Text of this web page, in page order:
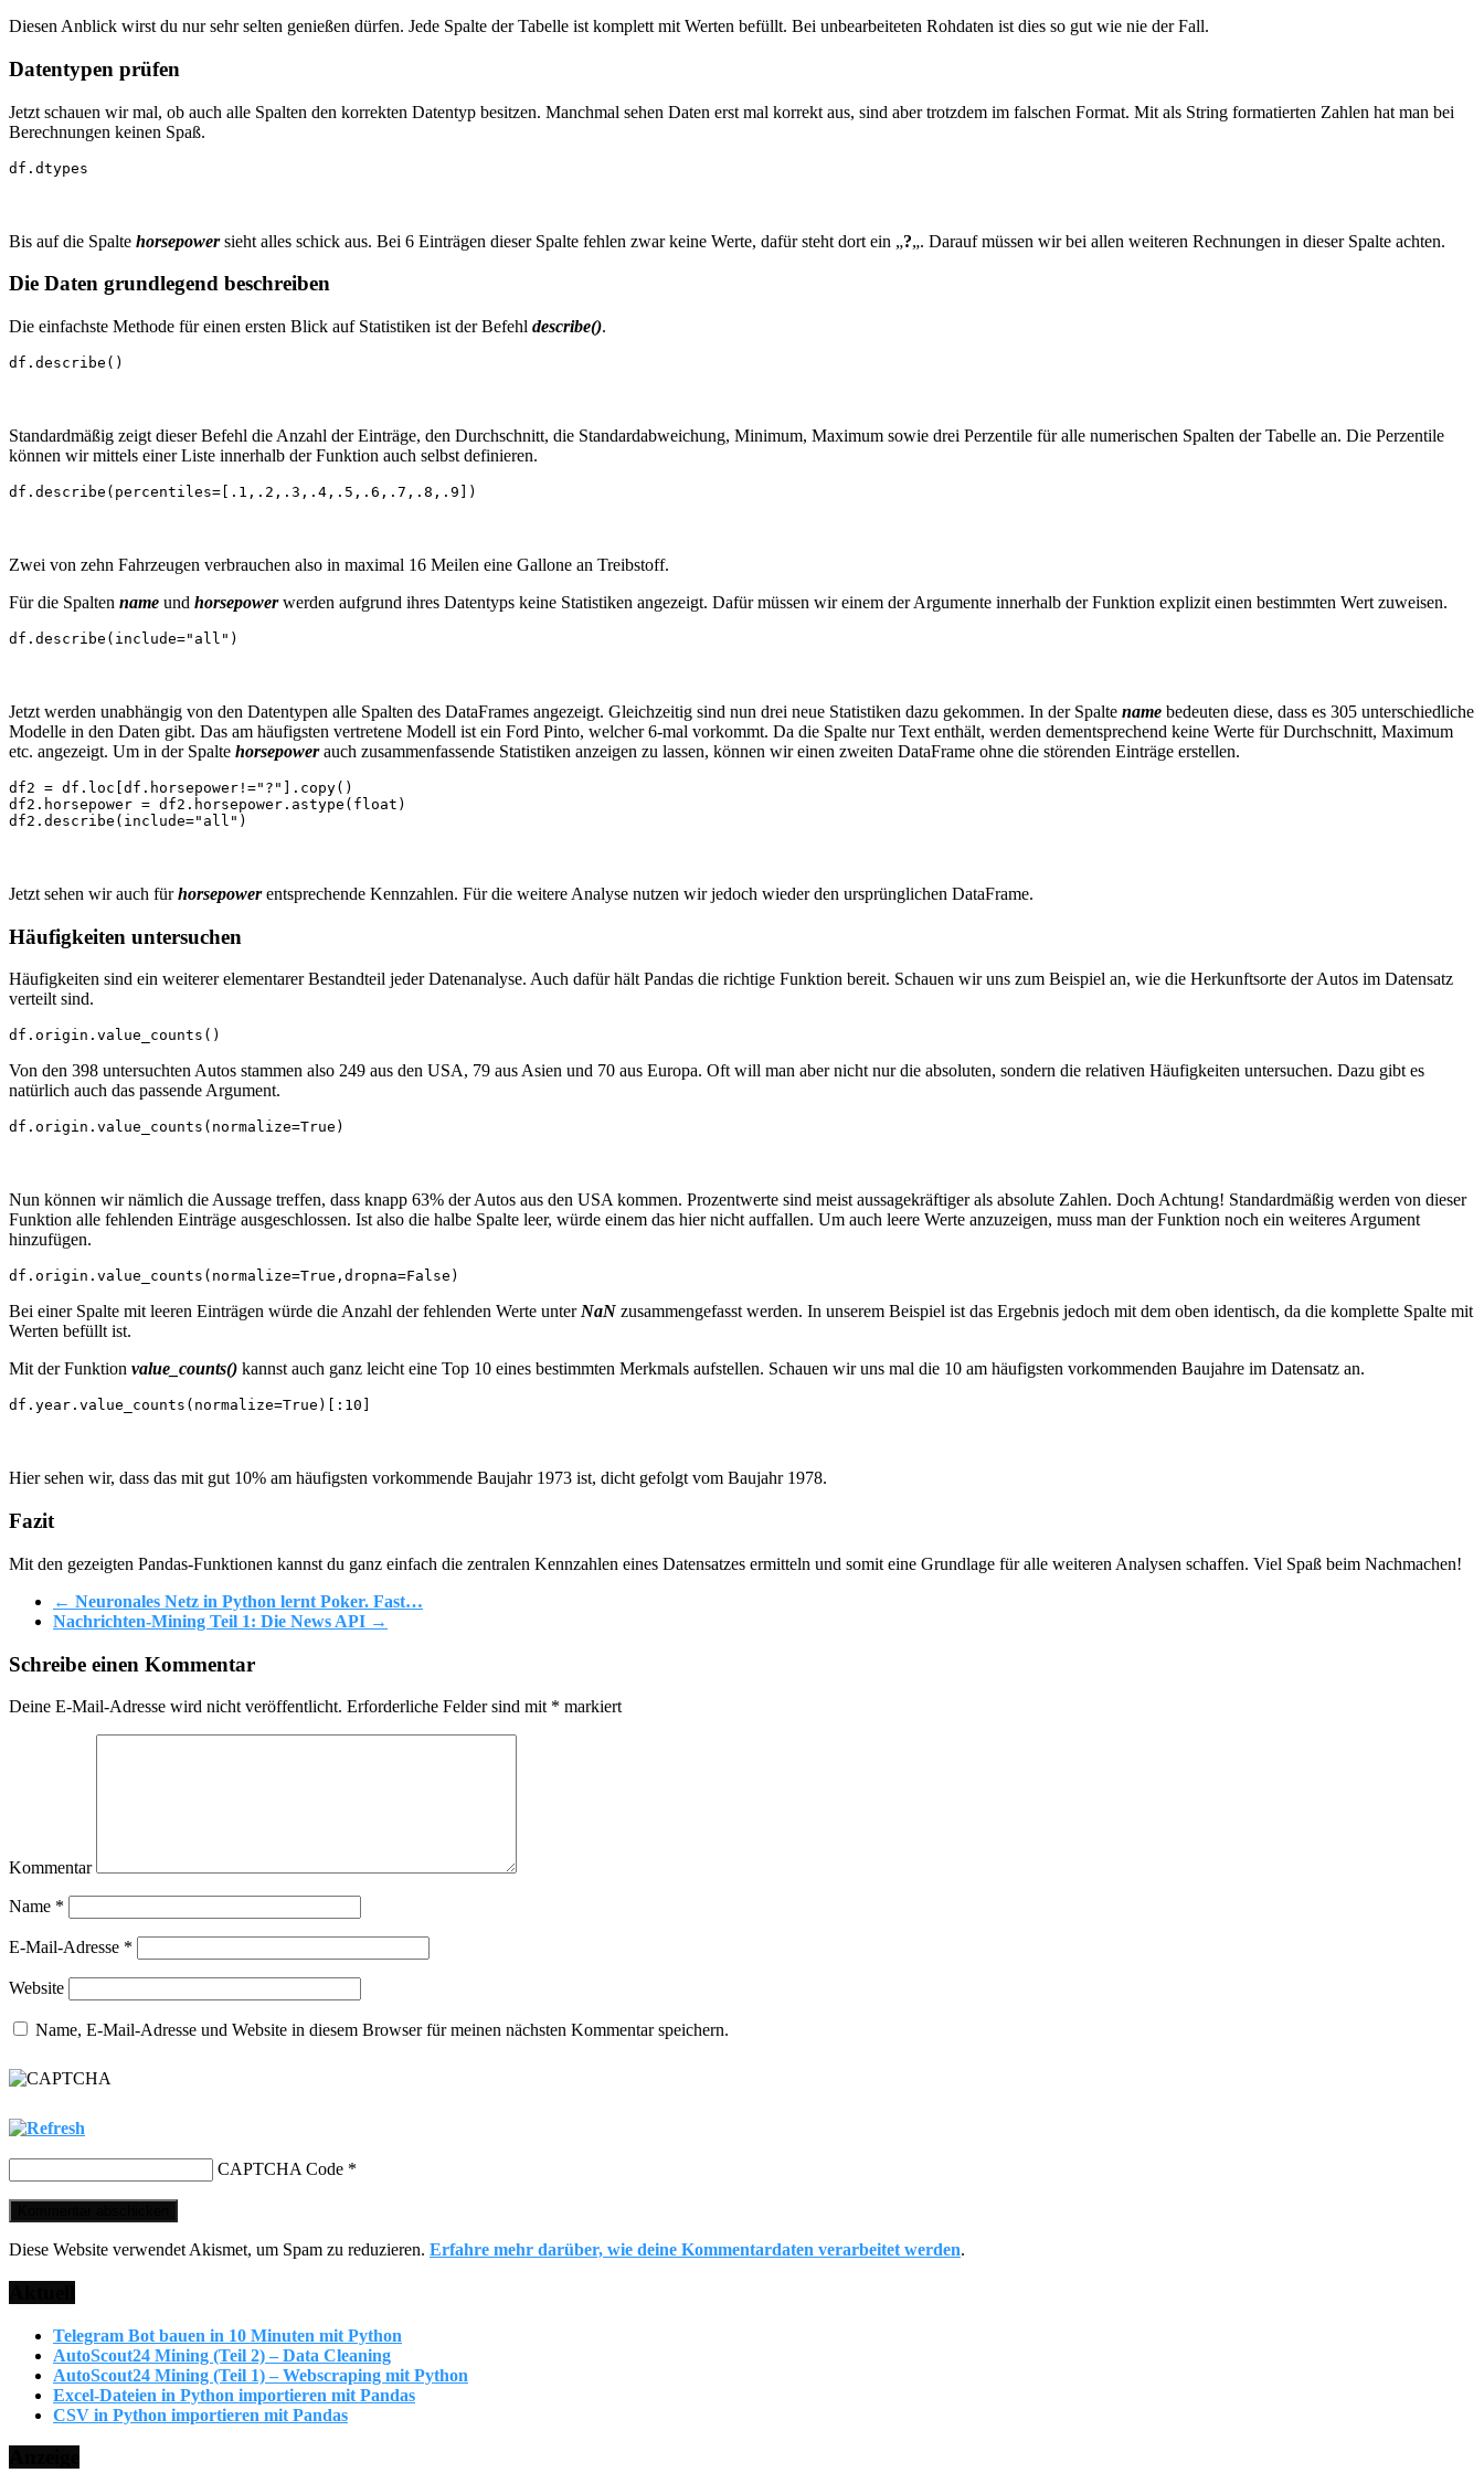
Diesen Anblick wirst du nur sehr selten genießen dürfen. Jede Spalte der Tabelle ist komplett mit Werten befüllt. Bei unbearbeiteten Rohdaten ist dies so gut wie nie der Fall.
Datentypen prüfen
Jetzt schauen wir mal, ob auch alle Spalten den korrekten Datentyp besitzen. Manchmal sehen Daten erst mal korrekt aus, sind aber trotzdem im falschen Format. Mit als String formatierten Zahlen hat man bei
Berechnungen keinen Spaß.
df.dtypes
Bis auf die Spalte horsepowersieht alles schick aus. Bei 6 Einträgen dieser Spalte fehlen zwar keine Werte, dafür steht dort ein „?„. Darauf müssen wir bei allen weiteren Rechnungen in dieser Spalte achten.
Die Daten grundlegend beschreiben
Die einfachste Methode für einen ersten Blick auf Statistiken ist der Befehl describe().
df.describe()
Standardmäßig zeigt dieser Befehl die Anzahl der Einträge, den Durchschnitt, die Standardabweichung, Minimum, Maximum sowie drei Perzentile für alle numerischen Spalten der Tabelle an. Die Perzentile
können wir mittels einer Liste innerhalb der Funktion auch selbst definieren.
df.describe(percentiles=[.1,.2,.3,.4,.5,.6,.7,.8,.9])
Zwei von zehn Fahrzeugen verbrauchen also in maximal 16 Meilen eine Gallone an Treibstoff.
Für die Spalten name und horsepowerwerden aufgrund ihres Datentyps keine Statistiken angezeigt. Dafür müssen wir einem der Argumente innerhalb der Funktion explizit einen bestimmten Wert zuweisen.
df.describe(include="all")
Jetzt werden unabhängig von den Datentypen alle Spalten des DataFrames angezeigt. Gleichzeitig sind nun drei neue Statistiken dazu gekommen. In der Spalte name bedeuten diese, dass es 305 unterschiedliche
Modelle in den Daten gibt. Das am häufigsten vertretene Modell ist ein Ford Pinto, welcher 6-mal vorkommt. Da die Spalte nur Text enthält, werden dementsprechend keine Werte für Durchschnitt, Maximum
etc. angezeigt. Um in der Spalte horsepowerauch zusammenfassende Statistiken anzeigen zu lassen, können wir einen zweiten DataFrame ohne die störenden Einträge erstellen.
df2 = df.loc[df.horsepower!="?"].copy()
df2.horsepower = df2.horsepower.astype(float)
df2.describe(include="all")
Jetzt sehen wir auch fürhorsepowerentsprechende Kennzahlen. Für die weitere Analyse nutzen wir jedoch wieder den ursprünglichen DataFrame.
Häufigkeiten untersuchen
Häufigkeiten sind ein weiterer elementarer Bestandteil jeder Datenanalyse. Auch dafür hält Pandas die richtige Funktion bereit. Schauen wir uns zum Beispiel an, wie die Herkunftsorte der Autos im Datensatz
verteilt sind.
df.origin.value_counts()
Von den 398 untersuchten Autos stammen also 249 aus den USA, 79 aus Asien und 70 aus Europa. Oft will man aber nicht nur die absoluten, sondern die relativen Häufigkeiten untersuchen. Dazu gibt es
natürlich auch das passende Argument.
df.origin.value_counts(normalize=True)
Nun können wir nämlich die Aussage treffen, dass knapp 63% der Autos aus den USA kommen. Prozentwerte sind meist aussagekräftiger als absolute Zahlen. Doch Achtung! Standardmäßig werden von dieser
Funktion alle fehlenden Einträge ausgeschlossen. Ist also die halbe Spalte leer, würde einem das hier nicht auffallen. Um auch leere Werte anzuzeigen, muss man der Funktion noch ein weiteres Argument
hinzufügen.
df.origin.value_counts(normalize=True,dropna=False)
Bei einer Spalte mit leeren Einträgen würde die Anzahl der fehlenden Werte unterNaN zusammengefasst werden. In unserem Beispiel ist das Ergebnis jedoch mit dem oben identisch, da die komplette Spalte mit
Werten befüllt ist.
Mit der Funktion value_counts() kannst auch ganz leicht eine Top 10 eines bestimmten Merkmals aufstellen. Schauen wir uns mal die 10 am häufigsten vorkommenden Baujahre im Datensatz an.
df.year.value_counts(normalize=True)[:10]
Hier sehen wir, dass das mit gut 10% am häufigsten vorkommende Baujahr 1973 ist, dicht gefolgt vom Baujahr 1978.
Fazit
Mit den gezeigten Pandas-Funktionen kannst du ganz einfach die zentralen Kennzahlen eines Datensatzes ermitteln und somit eine Grundlage für alle weiteren Analysen schaffen. Viel Spaß beim Nachmachen!
← Neuronales Netz in Python lernt Poker. Fast…
Nachrichten-Mining Teil 1: Die News API →
Schreibe einen Kommentar
Deine E-Mail-Adresse wird nicht veröffentlicht. Erforderliche Felder sind mit * markiert
Kommentar
Name *
E-Mail-Adresse *
Website
Name, E-Mail-Adresse und Website in diesem Browser für meinen nächsten Kommentar speichern.
CAPTCHA Code *
Diese Website verwendet Akismet, um Spam zu reduzieren. Erfahre mehr darüber, wie deine Kommentardaten verarbeitet werden.
Telegram Bot bauen in 10 Minuten mit Python
AutoScout24 Mining (Teil 2) – Data Cleaning
AutoScout24 Mining (Teil 1) – Webscraping mit Python
Excel-Dateien in Python importieren mit Pandas
CSV in Python importieren mit Pandas